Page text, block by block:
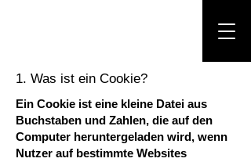
1. Was ist ein Cookie?
Ein Cookie ist eine kleine Datei aus
Buchstaben und Zahlen, die auf den
Computer heruntergeladen wird, wenn
Nutzer auf bestimmte Websites